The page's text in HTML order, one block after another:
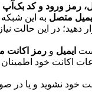
رمز ورود و کد بک‌آپ
ایمیل متصل به این شبکه
دهید؛ در این حالت
ایمیل و رمز اکانت
خود
خود نشوید و یا